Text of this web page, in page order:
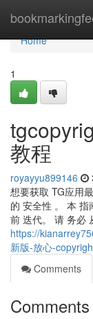
Home
Home
1
教程
royayyu899146
想要获取 TG应用
的 安全性 。 本 指
前 迭代。 请 务必
https://
新版-放心-
Comments
Comments